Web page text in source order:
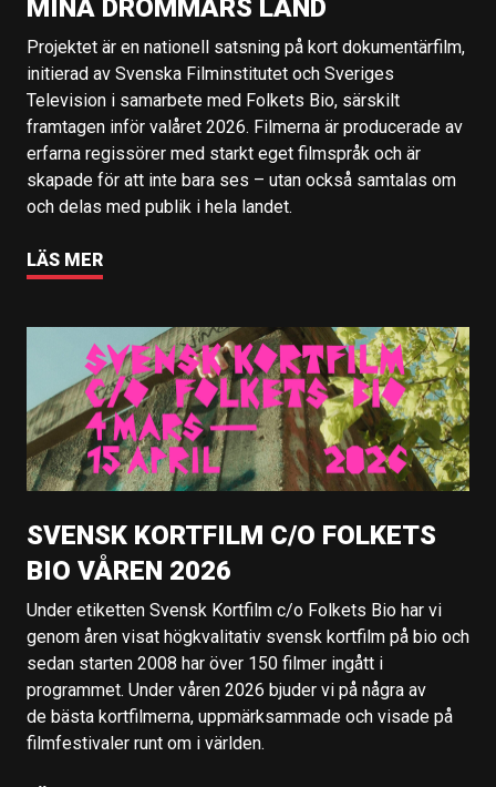
MINA DRÖMMARS LAND
Projektet är en nationell satsning på kort dokumentärfilm,
initierad av Svenska Filminstitutet och Sveriges
Television i samarbete med Folkets Bio, särskilt
framtagen inför valåret 2026. Filmerna är producerade av
erfarna regissörer med starkt eget filmspråk och är
skapade för att inte bara ses – utan också samtalas om
och delas med publik i hela landet.
LÄS MER
SVENSK KORTFILM C/O FOLKETS
BIO VÅREN 2026
Under etiketten Svensk Kortfilm c/o Folkets Bio har vi
genom åren visat högkvalitativ svensk kortfilm på bio och
sedan starten 2008 har över 150 filmer ingått i
programmet. Under våren 2026 bjuder vi på några av
de bästa kortfilmerna, uppmärksammade och visade på
filmfestivaler runt om i världen.